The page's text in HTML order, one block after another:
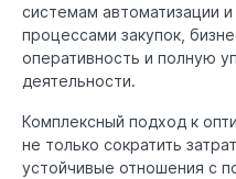
системам автоматизации
процессами закупок,
оперативность и полную
деятельности.
Комплексный подход к
не только сократить
устойчивые отношения с